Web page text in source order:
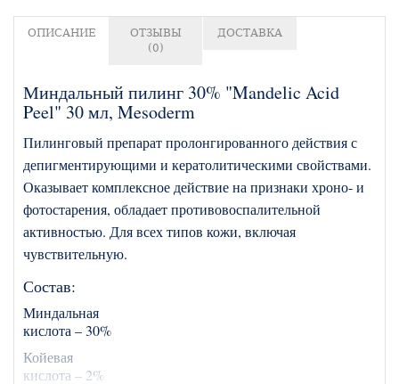
ОПИСАНИЕ
ОТЗЫВЫ
(0)
ДОСТАВКА
Миндальный пилинг 30% "Mandelic Acid
Peel" 30 мл, Mesoderm
Пилинговый препарат пролонгированного действия с
депигментирующими и кератолитическими свойствами.
Оказывает комплексное действие на признаки хроно- и
фотостарения, обладает противовоспалительной
активностью. Для всех типов кожи, включая
чувствительную.
Состав:
Миндальная
кислота – 30%
Койевая
кислота – 2%